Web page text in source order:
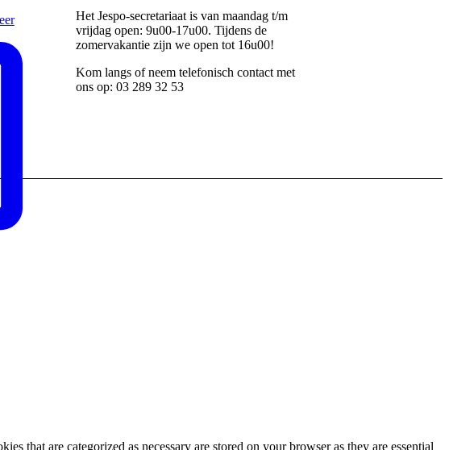
Het Jespo-secretariaat is van maandag t/m
vrijdag open: 9u00-17u00. Tijdens de
zomervakantie zijn we open tot 16u00!
Kom langs of neem telefonisch contact met
ons op: 03 289 32 53
that are categorized as necessary are stored on your browser as they are essential